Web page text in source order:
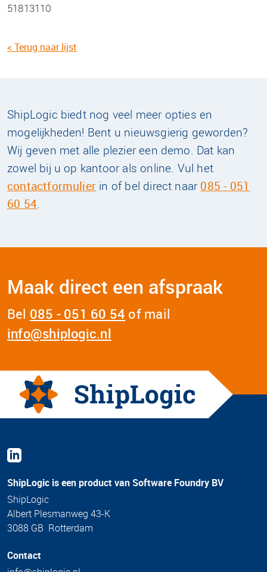
51813110
< Terug naar lijst
ShipLogic biedt nog veel meer opties en
mogelijkheden! Bent u nieuwsgierig geworden?
Wij geven met alle plezier een demo. Dat kan
zowel bij u op kantoor als online. Vul het
contactformulier in of bel direct naar085 - 051
60 54.
Maak direct een afspraak
Bel 085 - 051 60 54 of mail
info@shiplogic.nl
ShipLogic is een product van Software Foundry BV
ShipLogic
Albert Plesmanweg 43-K
3088 GB Rotterdam
Contact